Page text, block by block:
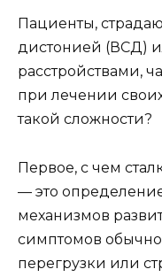
Пациенты,
дистонией (ВСД)
расстройствами,
при лечении
такой сложности?
Первое, с чем
— это
механизмов
симптомов обычно
перегрузки или